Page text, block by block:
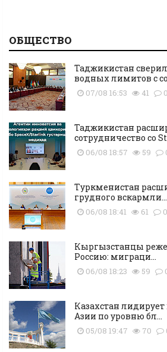
ОБЩЕСТВО
Таджикистан
водных лимитов с
07/08 16:53 41 0
Таджикистан
сотрудничество со
06/08 18:57 59
Туркменистан
грудного вскармли...
06/08 18:41 61 0
Кыргызстанцы реже
Россию: миграци...
06/08 18:23 59
Казахстан
Азии по уровню бл...
05/08 19:47 70